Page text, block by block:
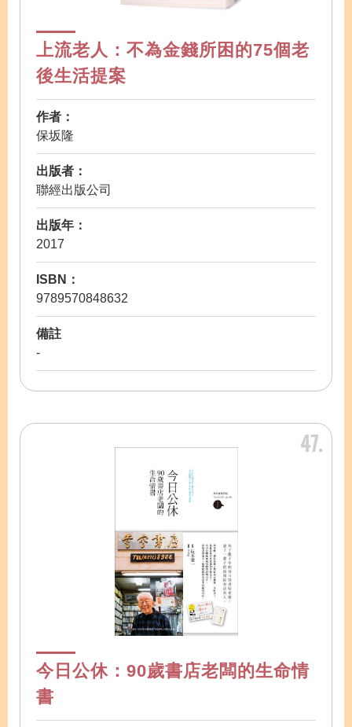
上流老人：不為金錢所困的75個老
後生活提案
作者：
保坂隆
出版者：
聯經出版公司
出版年：
2017
ISBN：
9789570848632
備註
-
47
今日公休：90歲書店老闆的生命情
書